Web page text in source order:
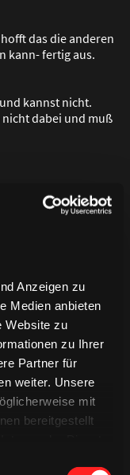
Anzeigen zu
Medien anbieten
Website zu
zu Ihrer
Partner für
weiter. Unsere
mit
bereitgestellt
das die anderen
kann- fertig aus.
kannst nicht.
dabei und muß
Turniers und ist
gegen große
Die gehört